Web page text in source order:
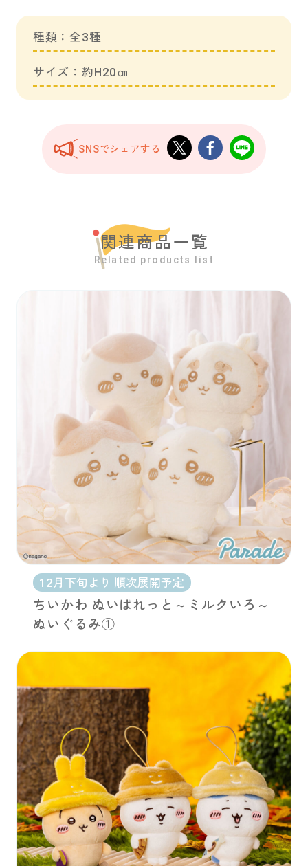
種類：全3種
サイズ：約H20㎝
SNSでシェアする
関連商品一覧
Related products list
12月下旬より 順次展開予定
ちいかわ ぬいぱれっと～ミルクいろ～
ぬいぐるみ①